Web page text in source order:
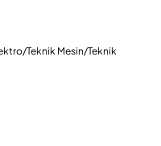
Teknik Mesin/Teknik